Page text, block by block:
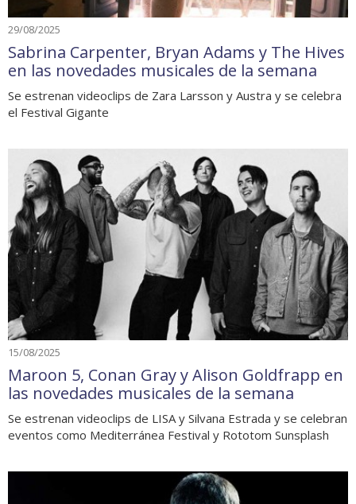
29/08/2025
Sabrina Carpenter, Bryan Adams y The Hives
en las novedades musicales de la semana
Se estrenan videoclips de Zara Larsson y Austra y se celebra
el Festival Gigante
15/08/2025
Maroon 5, Conan Gray y Alison Goldfrapp en
las novedades musicales de la semana
Se estrenan videoclips de LISA y Silvana Estrada y se celebran
eventos como Mediterránea Festival y Rototom Sunsplash